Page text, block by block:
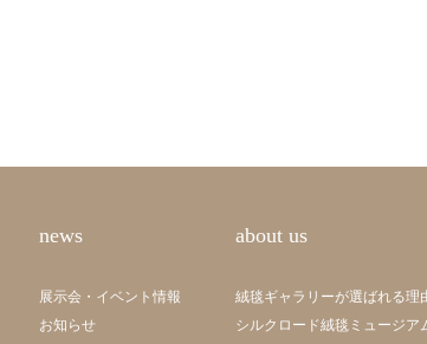
news
展示会・イベント情報
お知らせ
about us
絨毯ギャラリーが選ばれる理
シルクロード絨毯ミュージア